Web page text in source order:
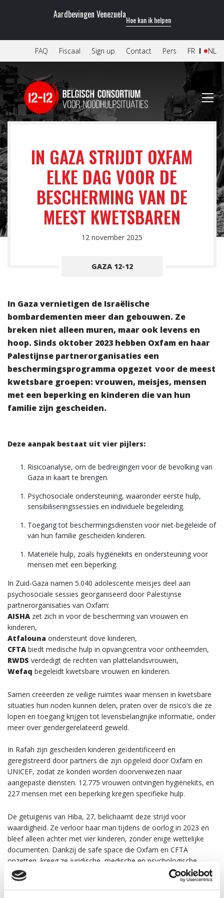
Aardbevingen VenezuelaHoe kan ik helpen
FAQ Fiscaal Sign up Contact Pers NL
FR
IN GAZA STRIJDT OXFAM
ELKE DAG VOOR DE
BESCHERMING VAN DE
MEEST KWETSBAREN
12 november 2025
GAZA 12-12
In Gaza vernietigen de Israëlische
bombardementen meer dan gebouwen. Ze
breken niet alleen muren, maar ook levens en
hoop. Sinds oktober 2023 hebben Oxfam en haar
Palestijnse partnerorganisaties een
beschermingsprogramma opgezet voor de meest
kwetsbare groepen: vrouwen, meisjes, mensen
met een beperking en kinderen die van hun
familie zijn gescheiden.
Deze aanpak bestaat uit vier pijlers:
Risicoanalyse, om de bedreigingen voor de bevolking van
Gaza in kaart te brengen.
Psychosociale ondersteuning, waaronder eerste hulp,
sensibiliseringssessies en individuele begeleiding.
Toegang tot beschermingsdiensten voor niet-begeleide of
van hun familie gescheiden kinderen.
Materiële hulp, zoals hygiënekits en ondersteuning voor
mensen met een beperking.
In Zuid-Gaza namen 5.040 adolescente meisjes deel aan
psychosociale sessies georganiseerd door Palestijnse
partnerorganisaties van Oxfam:
AISHA zet zich in voor de bescherming van vrouwen en
kinderen,
Atfalouna ondersteunt dove kinderen,
CFTA biedt medische hulp in opvangcentra voor ontheemden,
RWDS verdedigt de rechten van plattelandsvrouwen,
Wefaq begeleidt kwetsbare vrouwen en kinderen.
Samen creëerden ze veilige ruimtes waar mensen in kwetsbare
situaties hun noden kunnen delen, praten over de risico’s die ze
lopen en toegang krijgen tot levensbelangrijke informatie, onder
meer over gendergerelateerd geweld.
In Rafah zijn gescheiden kinderen geïdentificeerd en
geregistreerd door partners die zijn opgeleid door Oxfam en
UNICEF, zodat ze konden worden doorverwezen naar
aangepaste diensten. 12.775 vrouwen ontvingen hygiënekits, en
227 mensen met een beperking kregen specifieke hulp.
De getuigenis van Hiba, 27, belichaamt deze strijd voor
waardigheid. Ze verloor haar man tijdens de oorlog in 2023 en
bleef alleen achter met vier kinderen, zonder enige wettelijke
documenten. Dankzij de safe space die Oxfam en CFTA
opzetten, kreeg ze juridische, medische en psychologische
ondersteuning.